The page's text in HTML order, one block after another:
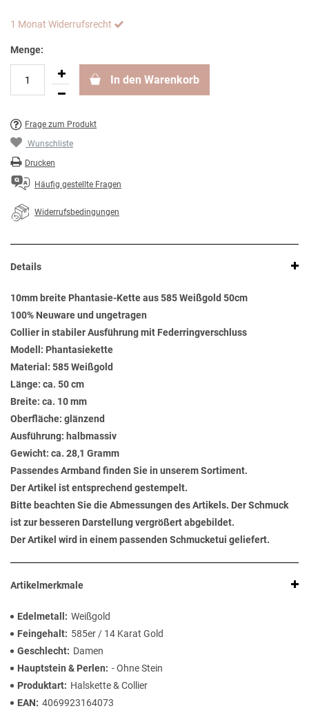
1 Monat Widerrufsrecht
Menge:
In den Warenkorb
Frage zum Produkt
Wunschliste
Drucken
Häufig gestellte Fragen
Widerrufsbedingungen
Details
10mm breite Phantasie-Kette aus 585 Weißgold 50cm
100% Neuware und ungetragen
Collier in stabiler Ausführung mit Federringverschluss
Modell: Phantasiekette
Material: 585 Weißgold
Länge: ca. 50 cm
Breite: ca. 10 mm
Oberfläche: glänzend
Ausführung: halbmassiv
Gewicht: ca. 28,1 Gramm
Passendes Armband finden Sie in unserem Sortiment.
Der Artikel ist entsprechend gestempelt.
Bitte beachten Sie die Abmessungen des Artikels. Der Schmuck
ist zur besseren Darstellung vergrößert abgebildet.
Der Artikel wird in einem passenden Schmucketui geliefert.
Artikelmerkmale
Edelmetall
Weißgold
Feingehalt
585er / 14 Karat Gold
Geschlecht
Damen
Hauptstein & Perlen
- Ohne Stein
Produktart
Halskette & Collier
EAN
4069923164073